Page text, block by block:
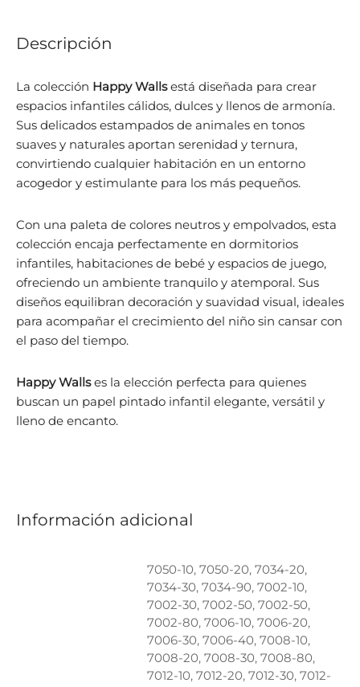
Descripción
La colección Happy Wallsestá diseñada para crear
espacios infantiles cálidos, dulces y llenos de armonía.
Sus delicados estampados de animales en tonos
suaves y naturales aportan serenidad y ternura,
convirtiendo cualquier habitación en un entorno
acogedor y estimulante para los más pequeños.
Con una paleta de colores neutros y empolvados, esta
colección encaja perfectamente en dormitorios
infantiles, habitaciones de bebé y espacios de juego,
ofreciendo un ambiente tranquilo y atemporal. Sus
diseños equilibran decoración y suavidad visual, ideales
para acompañar el crecimiento del niño sin cansar con
el paso del tiempo.
Happy Wallses la elección perfecta para quienes
buscan un papel pintado infantil elegante, versátil y
lleno de encanto.
Información adicional
7050-10, 7050-20, 7034-20,
7034-30, 7034-90, 7002-10,
7002-30, 7002-50, 7002-50,
7002-80, 7006-10, 7006-20,
7006-30, 7006-40, 7008-10,
7008-20, 7008-30, 7008-80,
7012-10, 7012-20, 7012-30, 7012-